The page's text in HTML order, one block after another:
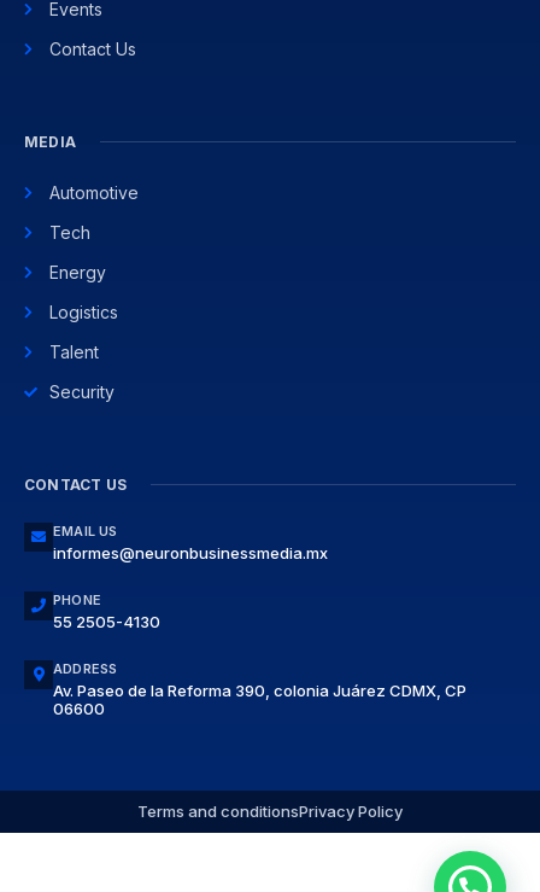
Events
Contact Us
MEDIA
Automotive
Tech
Energy
Logistics
Talent
Security
CONTACT US
EMAIL US
informes@neuronbusinessmedia.mx
PHONE
55 2505-4130
ADDRESS
Av. Paseo de la Reforma 390, colonia Juárez CDMX, CP
06600
Terms and conditionsPrivacy Policy